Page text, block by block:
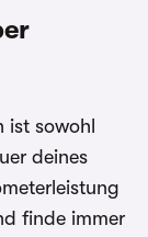
ist sowohl
deines
finde immer